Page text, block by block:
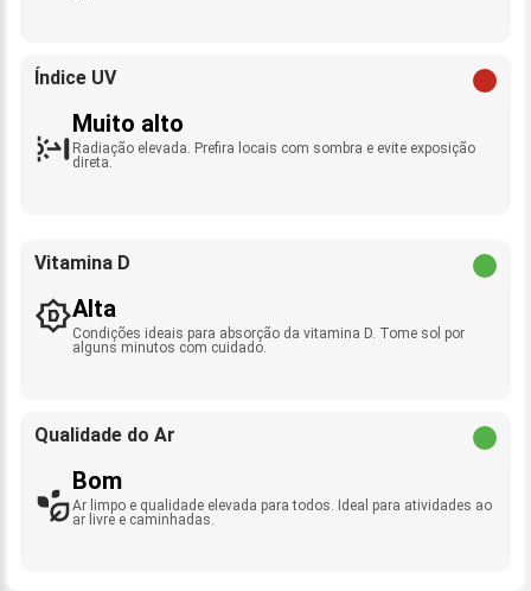
Índice UV
Muito alto
Radiação elevada. Prefira locais com sombra e evite exposição
direta.
Vitamina D
Alta
Condições ideais para absorção da vitamina D. Tome sol por
alguns minutos com cuidado.
Qualidade do Ar
Bom
Ar limpo e qualidade elevada para todos. Ideal para atividades ao
ar livre e caminhadas.